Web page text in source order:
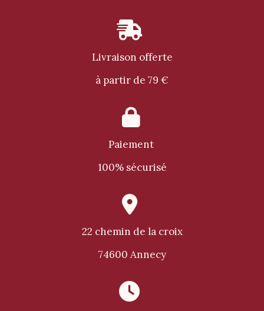

Livraison offerte
à partir de 79 €

Paiement
100% sécurisé

22 chemin de la croix
74600 Annecy
